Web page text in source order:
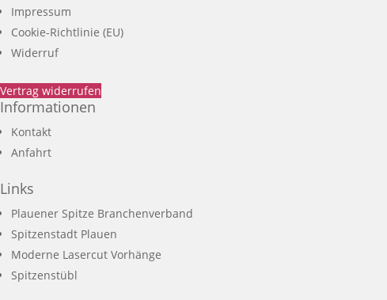
Impressum
Cookie-Richtlinie (EU)
Widerruf
Vertrag widerrufen
Informationen
Kontakt
Anfahrt
Links
Plauener Spitze Branchenverband
Spitzenstadt Plauen
Moderne Lasercut Vorhänge
Spitzenstübl